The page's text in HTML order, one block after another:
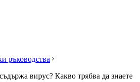
ръководства
вирус? Какво трябва да знаете